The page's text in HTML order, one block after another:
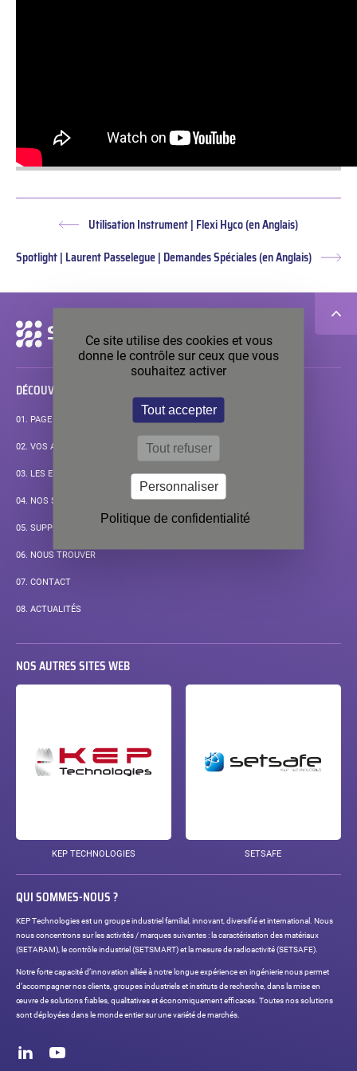
Article Utilisation Instrument | Flexi Hyco (en Anglais)
Spotlight | Laurent Passelegue | Demandes Spéciales (en Anglais)
Navigation
secondaire
DÉCOUVRIR
01. PAGE D’ACCUEIL
02. VOS APPLICATIONS
03. LES ENJEUX DE VOS MESURES
04. NOS SOLUTIONS STANDARD
05. SUPPORT
06. NOUS TROUVER
07. CONTACT
08. ACTUALITÉS
NOS AUTRES SITES WEB
KEP TECHNOLOGIES SETSAFE
QUI SOMMES-NOUS ?
KEP Technologies est un groupe industriel familial, innovant, diversifié et international. Nous
nous concentrons sur les activités / marques suivantes : la caractérisation des matériaux
(SETARAM), le contrôle industriel (SETSMART) et la mesure de radioactivité (SETSAFE).
Notre forte capacité d’innovation alliée à notre longue expérience en ingénierie nous permet
d’accompagner nos clients, groupes industriels et instituts de recherche, dans la mise en
œuvre de solutions fiables, qualitatives et économiquement efficaces. Toutes nos solutions
sont déployées dans le monde entier sur une variété de marchés.
sociaux
Ce site utilise des cookies et vous
donne le contrôle sur ceux que vous
souhaitez activer
Tout accepter
Tout refuser
Personnaliser
Politique de confidentialité